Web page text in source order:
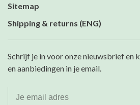
Sitemap
Shipping & returns (ENG)
Schrijf je in voor onze nieuwsbrief en
en aanbiedingen in je email.